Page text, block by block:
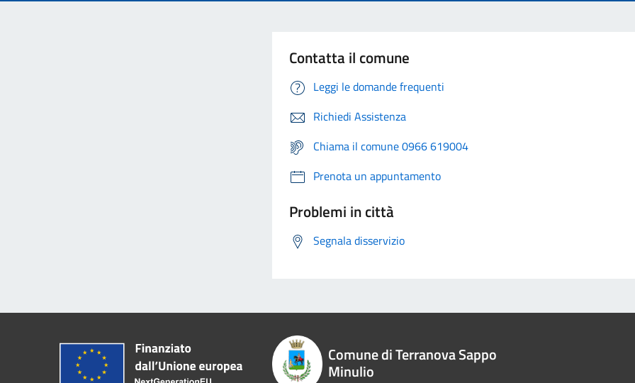
Contatta il comune
Leggi le domande frequenti
Richiedi Assistenza
Chiama il comune 0966 619004
Prenota un appuntamento
Problemi in città
Segnala disservizio
Comune di Terranova Sappo
Minulio